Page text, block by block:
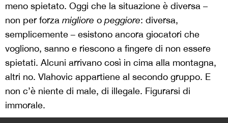
meno spietato. Oggi che la situazione è diversa –
non per forza migliore o peggiore: diversa,
semplicemente– esistono ancora giocatori che
vogliono, sanno e riescono a fingere di non essere
spietati. Alcuni arrivano così in cima alla montagna,
altri no. Vlahovic appartiene al secondo gruppo. E
non c’è niente di male, di illegale. Figurarsi di
immorale.